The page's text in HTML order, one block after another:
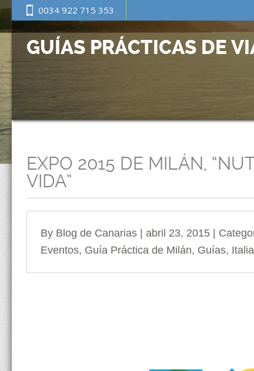
0034 922 715 353
GUÍAS PRÁCTICAS DE
EXPO 2015 DE MILÁN,
VIDA”
By Blog de Canarias | abril 23, 2015 |
Eventos, Guía Práctica de Milán, Guías, Italia